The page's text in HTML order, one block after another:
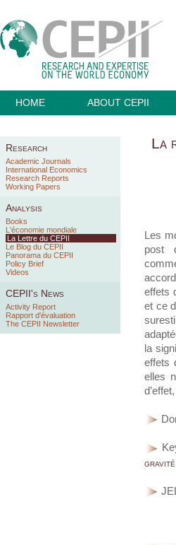
HOME ABOUT CEPII
Research
Academic Journals
International Economics
Research Reports
Working Papers
Analysis
Books
L'économie mondiale
La Lettre du CEPII
Le Blog du CEPII
Panorama du CEPII
Policy Brief
Videos
CEPII's News
Activity Report
Rapport d'évaluation
The CEPII Newsletter
La
Les
post
effets
et ce
la
effets
elles